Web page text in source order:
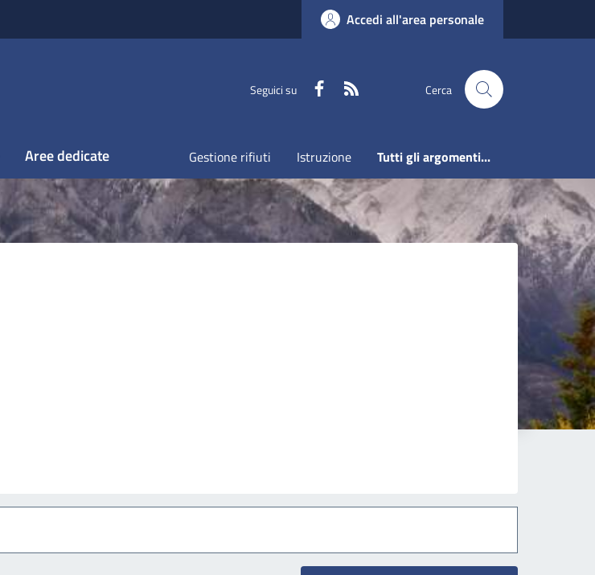
Accedi all'area personale
Seguici su Faceboook Cerca
Aree dedicate Gestione rifiuti Istruzione Tutti gli argomenti...